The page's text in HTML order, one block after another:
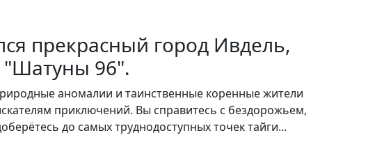
прекрасный город Ивдель,
"Шатуны 96".
аномалии и таинственные коренные жители
приключений. Вы справитесь с бездорожьем,
до самых труднодоступных точек тайги...